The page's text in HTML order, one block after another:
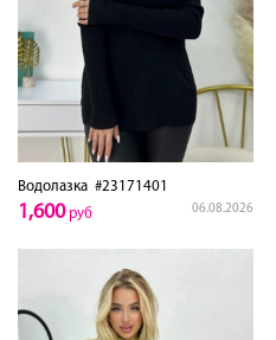
Водолазка #23171401
06.08.2026
1,600руб